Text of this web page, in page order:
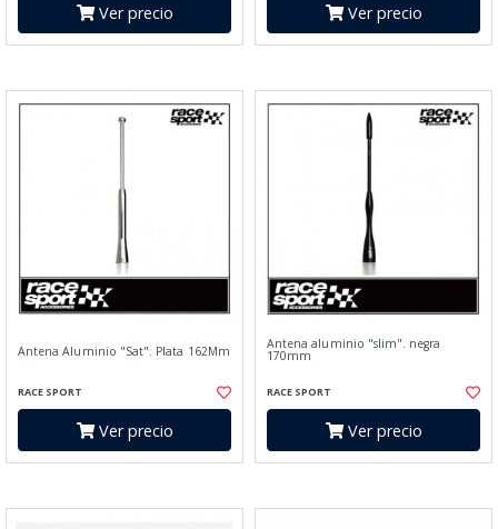
Ver precio Ver precio
Antena Aluminio "Sat". Plata 162Mm
RACE SPORT
Ver precio
Antena aluminio "slim". negra
170mm
RACE SPORT
Ver precio